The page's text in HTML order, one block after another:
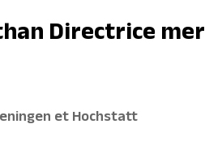
Directrice
et Hochstatt